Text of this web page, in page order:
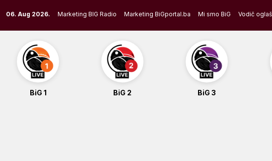
to
content
06. Aug 2026. Marketing BIG Radio Marketing BiGportal.ba Mi smo BiG Vodič
BiG 1 BiG 2 BiG 3